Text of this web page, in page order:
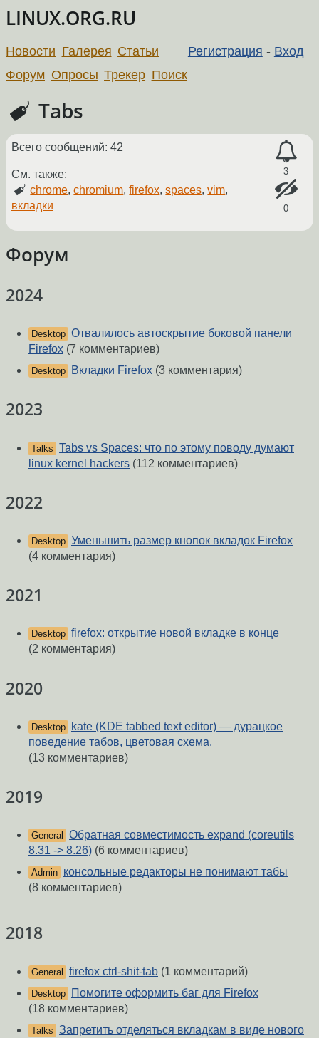
LINUX.ORG.RU
Регистрация - Вход
Новости Галерея Статьи
Форум Опросы Трекер Поиск
Tabs
3
0
Всего сообщений: 42
См. также:
chrome,chromium,firefox,spaces,vim,
вкладки
Форум
2024
Desktop Отвалилось автоскрытие боковой панели
Firefox (7 комментариев)
Desktop Вкладки Firefox (3 комментария)
2023
Talks Tabs vs Spaces: что по этому поводу думают
linux kernel hackers (112 комментариев)
2022
Desktop Уменьшить размер кнопок вкладок Firefox
(4 комментария)
2021
Desktop firefox: открытие новой вкладке в конце
(2 комментария)
2020
Desktop
kate (KDE tabbed text editor) — дурацкое
поведение табов, цветовая схема.
(13 комментариев)
2019
General
Обратная совместимость expand (coreutils
8.31 -> 8.26) (6 комментариев)
Admin консольные редакторы не понимают табы
(8 комментариев)
2018
General firefox ctrl-shit-tab (1 комментарий)
Desktop
Помогите оформить баг для Firefox
(18 комментариев)
Talks Запретить отделяться вкладкам в виде нового